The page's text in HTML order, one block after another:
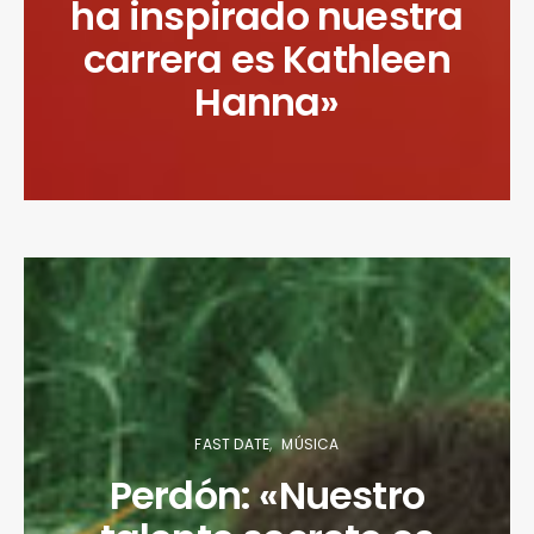
ha inspirado nuestra
carrera es Kathleen
Hanna»
FAST DATE MÚSICA
Perdón: «Nuestro